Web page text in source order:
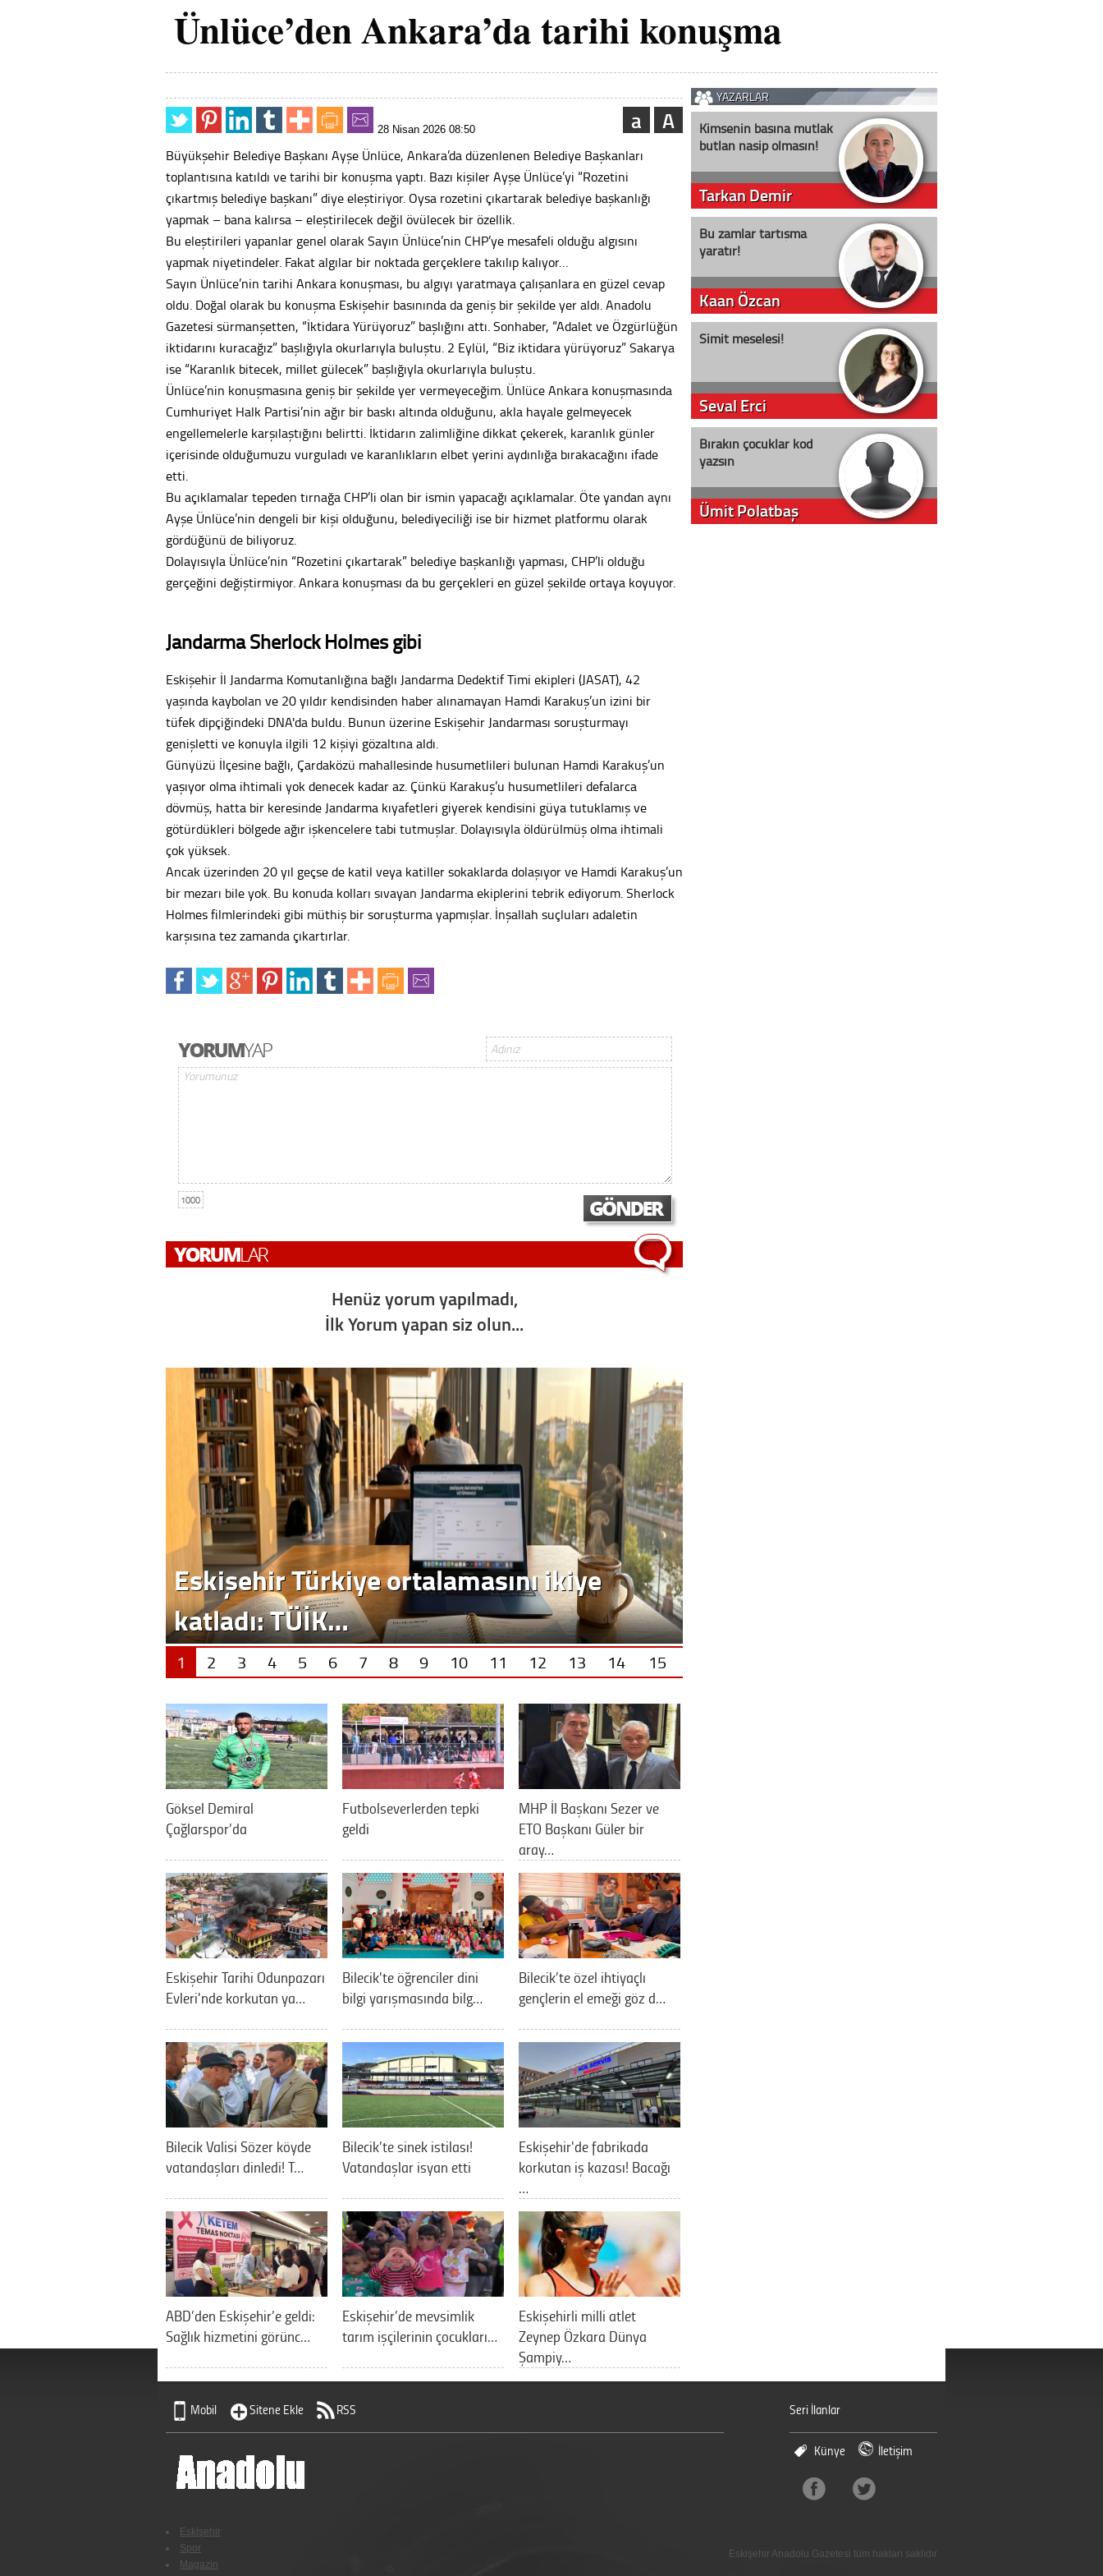
Ünlüce’den Ankara’da tarihi konuşma
28 Nisan 2026 08:50 A
a
Büyükşehir Belediye Başkanı Ayşe Ünlüce, Ankara’da düzenlenen Belediye Başkanları
toplantısına katıldı ve tarihi bir konuşma yaptı. Bazı kişiler Ayşe Ünlüce’yi “Rozetini
çıkartmış belediye başkanı” diye eleştiriyor. Oysa rozetini çıkartarak belediye başkanlığı
yapmak – bana kalırsa – eleştirilecek değil övülecek bir özellik.
Bu eleştirileri yapanlar genel olarak Sayın Ünlüce’nin CHP’ye mesafeli olduğu algısını
yapmak niyetindeler. Fakat algılar bir noktada gerçeklere takılıp kalıyor…
Sayın Ünlüce’nin tarihi Ankara konuşması, bu algıyı yaratmaya çalışanlara en güzel cevap
oldu. Doğal olarak bu konuşma Eskişehir basınında da geniş bir şekilde yer aldı. Anadolu
Gazetesi sürmanşetten, “İktidara Yürüyoruz” başlığını attı. Sonhaber, “Adalet ve Özgürlüğün
iktidarını kuracağız” başlığıyla okurlarıyla buluştu. 2 Eylül, “Biz iktidara yürüyoruz” Sakarya
ise “Karanlık bitecek, millet gülecek” başlığıyla okurlarıyla buluştu.
Ünlüce’nin konuşmasına geniş bir şekilde yer vermeyeceğim. Ünlüce Ankara konuşmasında
Cumhuriyet Halk Partisi’nin ağır bir baskı altında olduğunu, akla hayale gelmeyecek
engellemelerle karşılaştığını belirtti. İktidarın zalimliğine dikkat çekerek, karanlık günler
içerisinde olduğumuzu vurguladı ve karanlıkların elbet yerini aydınlığa bırakacağını ifade
etti.
Bu açıklamalar tepeden tırnağa CHP’li olan bir ismin yapacağı açıklamalar. Öte yandan aynı
Ayşe Ünlüce’nin dengeli bir kişi olduğunu, belediyeciliği ise bir hizmet platformu olarak
gördüğünü de biliyoruz.
Dolayısıyla Ünlüce’nin “Rozetini çıkartarak” belediye başkanlığı yapması, CHP’li olduğu
gerçeğini değiştirmiyor. Ankara konuşması da bu gerçekleri en güzel şekilde ortaya koyuyor.
Jandarma Sherlock Holmes gibi
Eskişehir İl Jandarma Komutanlığına bağlı Jandarma Dedektif Timi ekipleri (JASAT), 42
yaşında kaybolan ve 20 yıldır kendisinden haber alınamayan Hamdi Karakuş’un izini bir
tüfek dipçiğindeki DNA'da buldu. Bunun üzerine Eskişehir Jandarması soruşturmayı
genişletti ve konuyla ilgili 12 kişiyi gözaltına aldı.
Günyüzü İlçesine bağlı, Çardaközü mahallesinde husumetlileri bulunan Hamdi Karakuş’un
yaşıyor olma ihtimali yok denecek kadar az. Çünkü Karakuş’u husumetlileri defalarca
dövmüş, hatta bir keresinde Jandarma kıyafetleri giyerek kendisini güya tutuklamış ve
götürdükleri bölgede ağır işkencelere tabi tutmuşlar. Dolayısıyla öldürülmüş olma ihtimali
çok yüksek.
Ancak üzerinden 20 yıl geçse de katil veya katiller sokaklarda dolaşıyor ve Hamdi Karakuş’un
bir mezarı bile yok. Bu konuda kolları sıvayan Jandarma ekiplerini tebrik ediyorum. Sherlock
Holmes filmlerindeki gibi müthiş bir soruşturma yapmışlar. İnşallah suçluları adaletin
karşısına tez zamanda çıkartırlar.
1000
Henüz yorum yapılmadı,
İlk Yorum yapan siz olun...
Eskişehir Türkiye ortalamasını ikiye
katladı: TÜİK…
1 2 3 4 5 6 7 8 9 10 11 12 13 14 15
Göksel Demiral
Çağlarspor’da
Futbolseverlerden tepki
geldi
MHP İl Başkanı Sezer ve
ETO Başkanı Güler bir
aray…
Eskişehir Tarihi Odunpazarı
Evleri'nde korkutan ya…
Bilecik'te öğrenciler dini
bilgi yarışmasında bilg…
Bilecik’te özel ihtiyaçlı
gençlerin el emeği göz d…
Bilecik Valisi Sözer köyde
vatandaşları dinledi! T…
Bilecik’te sinek istilası!
Vatandaşlar isyan etti
Eskişehir'de fabrikada
korkutan iş kazası! Bacağı
…
ABD’den Eskişehir’e geldi:
Sağlık hizmetini görünc…
Eskişehir’de mevsimlik
tarım işçilerinin çocukları…
Eskişehirli milli atlet
Zeynep Özkara Dünya
Şampiy…
YAZARLAR
Kimsenin başına mutlak
butlan nasip olmasın!
Tarkan Demir
Bu zamlar tartışma
yaratır!
Kaan Özcan
Simit meselesi!
Seval Erci
Bırakın çocuklar kod
yazsın
Ümit Polatbaş
Mobil Sitene Ekle RSS Seri İlanlar
Künye İletişim
Eskişehir
Spor
Magazin
Eskişehir Anadolu Gazetesi tüm hakları saklıdır